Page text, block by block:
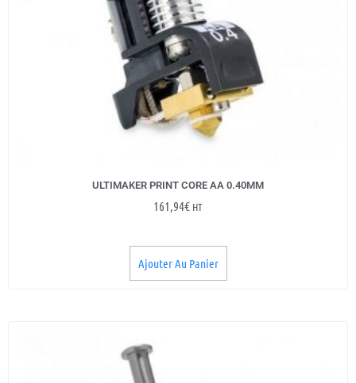
ULTIMAKER PRINT CORE AA 0.40MM
161,94€ HT
Ajouter Au Panier